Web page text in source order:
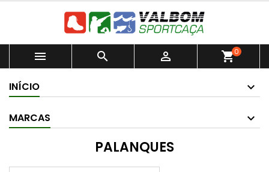
   shopping_cart0
INÍCIO
MARCAS
PALANQUES